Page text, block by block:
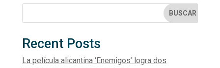
Recent Posts
La película alicantina ‘Enemigos’ logra dos